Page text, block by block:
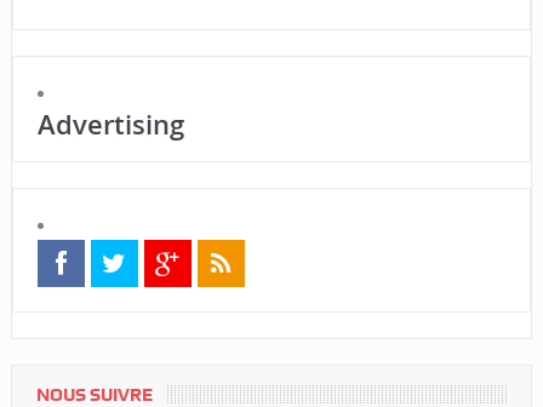
Advertising
NOUS SUIVRE